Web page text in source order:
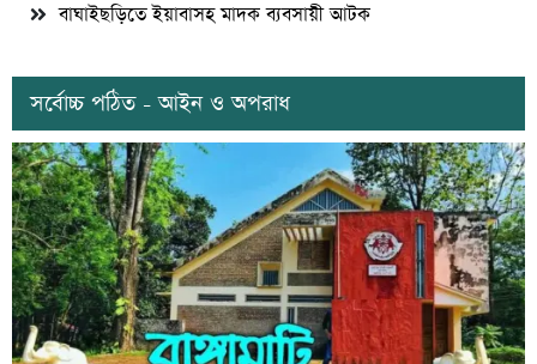
বাঘাইছড়িতে ইয়াবাসহ মাদক ব্যবসায়ী আটক
সর্বোচ্চ পঠিত - আইন ও অপরাধ